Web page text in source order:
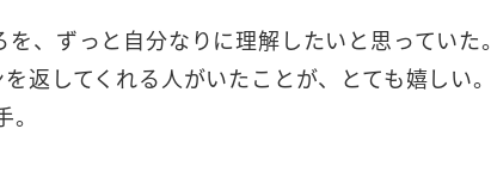
、ずっと自分なりに理解したいと思っていた。
返してくれる人がいたことが、とても嬉しい。